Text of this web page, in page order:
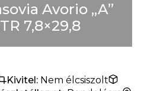
Avorio „A”
7,8×29,8
Kivitel: Nem élcsiszolt